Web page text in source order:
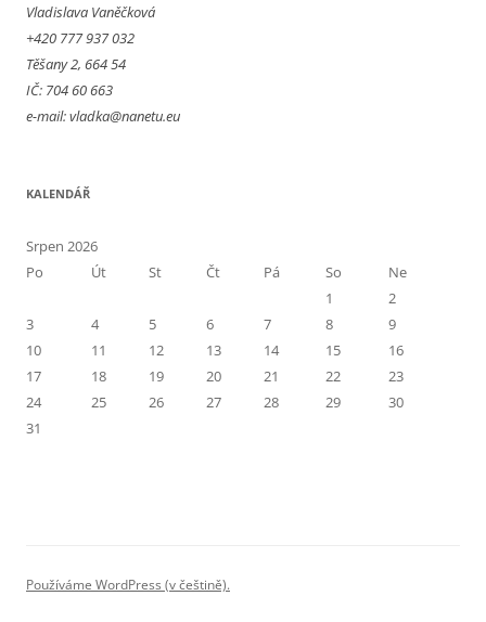
Vladislava Vaněčková
+420 777 937 032
Těšany 2, 664 54
IČ: 704 60 663
e-mail: vladka@nanetu.eu
KALENDÁŘ
Srpen 2026
Po
Út St Čt Pá So
Ne
1
2
3
4 5 6 7 8
9
10
11 12 13 14 15
16
17
18 19 20 21 22
23
24
25 26 27 28 29
30
31
Používáme WordPress (v češtině).